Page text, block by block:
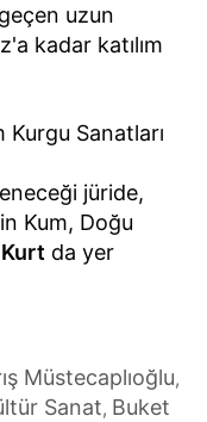
uzun
kadar katılım
Kurgu Sanatları
jüride,
Kum, Doğu
da yer
Müstecaplıoğlu,
Sanat, Buket